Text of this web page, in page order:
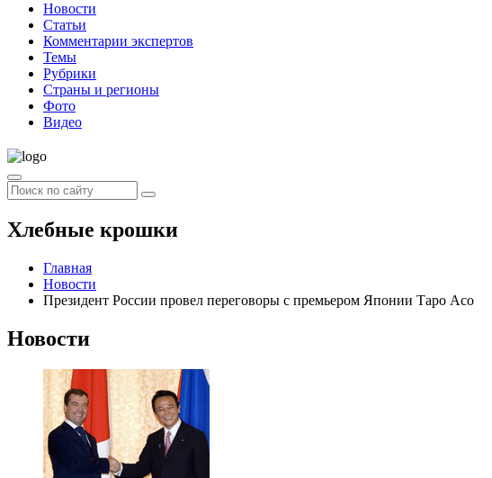
Новости
Статьи
Комментарии экспертов
Темы
Рубрики
Страны и регионы
Фото
Видео
Хлебные крошки
Главная
Новости
Президент России провел переговоры с премьером Японии Таро Асо
Новости